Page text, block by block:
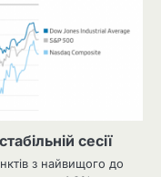
сесії
з найвищого до